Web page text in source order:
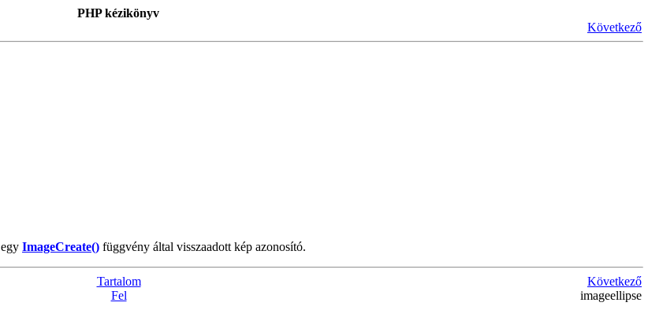
PHP kézikönyv
Következő
egy ImageCreate() függvény által visszaadott kép azonosító.
Tartalom
Következő
Fel imageellipse